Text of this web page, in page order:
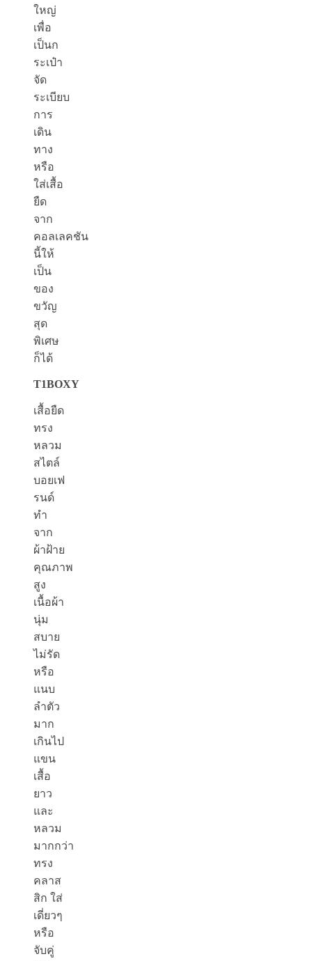
ใหญ่
เพื่อ
เป็นก
ระเป๋า
จัด
ระเบียบ
การ
เดิน
ทาง
หรือ
ใส่เสื้อ
ยืด
จาก
คอลเลคชัน
นี้ให้
เป็น
ของ
ขวัญ
สุด
พิเศษ
ก็ได้
T1BOXY
เสื้อยืด
ทรง
หลวม
สไตล์
บอยเฟ
รนด์
ทำ
จาก
ผ้าฝ้าย
คุณภาพ
สูง
เนื้อผ้า
นุ่ม
สบาย
ไม่รัด
หรือ
แนบ
ลำตัว
มาก
เกินไป
แขน
เสื้อ
ยาว
และ
หลวม
มากกว่า
ทรง
คลาส
สิก ใส่
เดี่ยวๆ
หรือ
จับคู่